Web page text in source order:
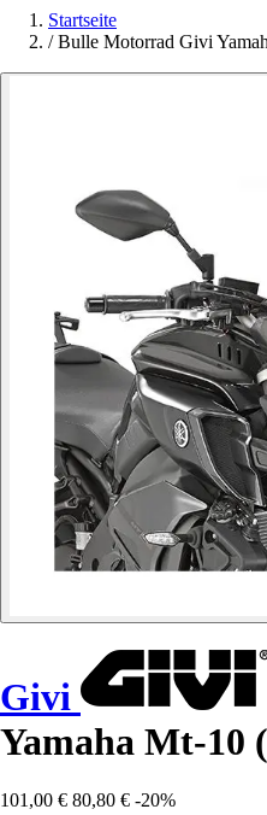
Startseite
/ Bulle Motorrad Givi
Givi
Yamaha Mt-10
101,00 € 80,80 € -20%